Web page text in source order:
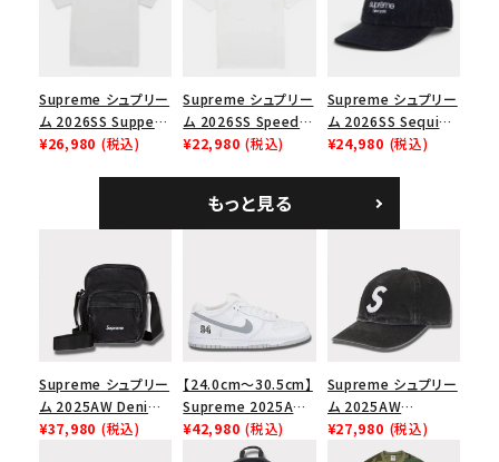
Supreme シュプリー
ム 2026SS Supper
Tee サパーTシャツ
¥26,980 (税込)
Supreme シュプリー
ム 2026SS Speed
Tee スピードTシャツ
¥22,980 (税込)
Supreme シュプリー
ム 2026SS Sequin
Denim Classic
シックロゴ 6パネルキ
ャップ ブラック
¥24,980 (税込)
もっと見る
Supreme シュプリー
ム 2025AW Denim
Shoulder Bag デニ
¥37,980 (税込)
【24.0cm～30.5cm】
Supreme 2025AW
Nike SB Dunk Low
ナイキ SB ダンク ロ
¥42,980 (税込)
Supreme シュプリー
ム 2025AW
Pigment Coated
2-Tone S Logo 6-
¥27,980 (税込)